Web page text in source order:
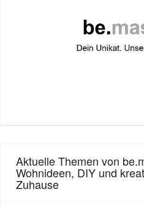
Aktuelle Themen von
Wohnideen, DIY und
Zuhause